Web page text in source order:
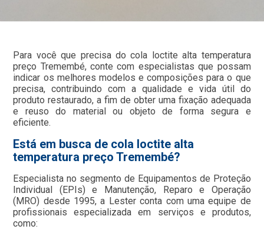
Para você que precisa do cola loctite alta temperatura
preço Tremembé, conte com especialistas que possam
indicar os melhores modelos e composições para o que
precisa, contribuindo com a qualidade e vida útil do
produto restaurado, a fim de obter uma fixação adequada
e reuso do material ou objeto de forma segura e
eficiente.
Está em busca de cola loctite alta
temperatura preço Tremembé?
Especialista no segmento de Equipamentos de Proteção
Individual (EPIs) e Manutenção, Reparo e Operação
(MRO) desde 1995, a Lester conta com uma equipe de
profissionais especializada em serviços e produtos,
como: